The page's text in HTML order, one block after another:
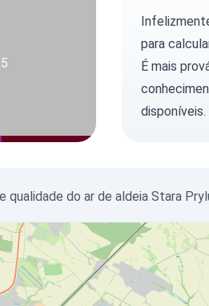
para
É mais
disponíveis.
qualidade do ar de aldeia Stara